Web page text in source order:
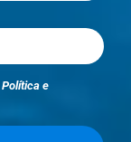
Política e